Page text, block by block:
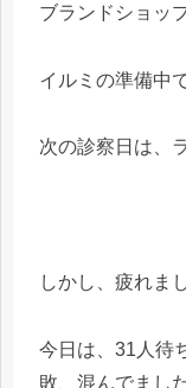
ブランドショッ
イルミの準備中
次の診察日は、
しかし、疲れま
今日は、31人待
敗、混んでました